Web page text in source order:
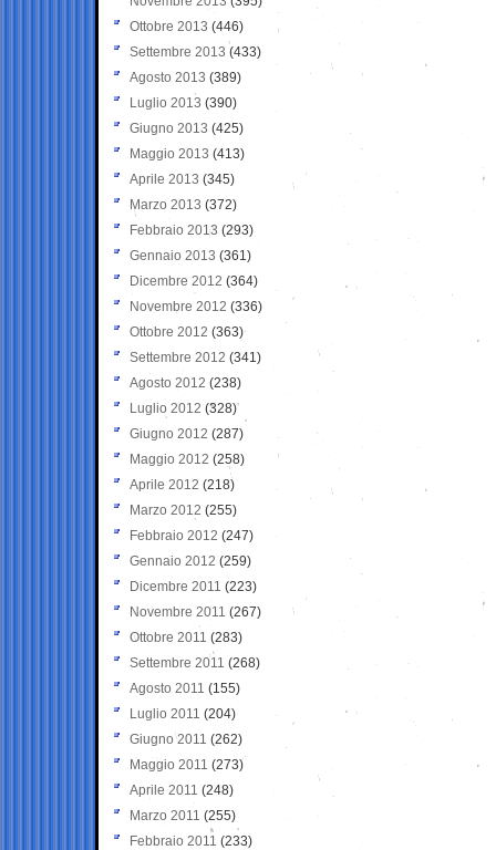
Ottobre 2013 (446)
Settembre 2013 (433)
Agosto 2013 (389)
Luglio 2013 (390)
Giugno 2013 (425)
Maggio 2013 (413)
Aprile 2013 (345)
Marzo 2013 (372)
Febbraio 2013 (293)
Gennaio 2013 (361)
Dicembre 2012 (364)
Novembre 2012 (336)
Ottobre 2012 (363)
Settembre 2012 (341)
Agosto 2012 (238)
Luglio 2012 (328)
Giugno 2012 (287)
Maggio 2012 (258)
Aprile 2012 (218)
Marzo 2012 (255)
Febbraio 2012 (247)
Gennaio 2012 (259)
Dicembre 2011 (223)
Novembre 2011 (267)
Ottobre 2011 (283)
Settembre 2011 (268)
Agosto 2011 (155)
Luglio 2011 (204)
Giugno 2011 (262)
Maggio 2011 (273)
Aprile 2011 (248)
Marzo 2011 (255)
Febbraio 2011 (233)